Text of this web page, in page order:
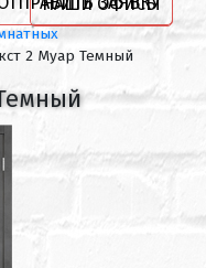
2 Муар Темный